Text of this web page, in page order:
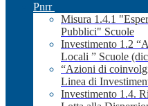
Pnrr
Misura 1.4.1
Pubblici" Scuole
Investimento 1.2
Locali ” Scuole
“Azioni di
Linea di
Investimento 1.4.